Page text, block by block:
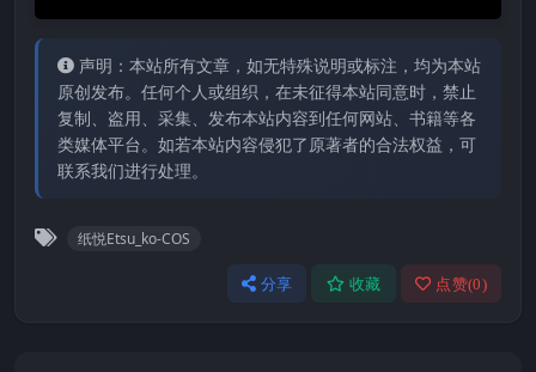
声明：本站所有文章，如无特殊说明或标注，均为本站
原创发布。任何个人或组织，在未征得本站同意时，禁止
复制、盗用、采集、发布本站内容到任何网站、书籍等各
类媒体平台。如若本站内容侵犯了原著者的合法权益，可
联系我们进行处理。
纸悦Etsu_ko-COS
分享 收藏 点赞(0)